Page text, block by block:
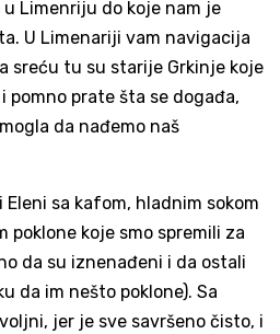
Limenriju do koje nam je
U Limenariji vam navigacija
sreću tu su starije Grkinje koje
pomno prate šta se događa,
da nađemo naš
Eleni sa kafom, hladnim sokom
poklone koje smo spremili za
da su iznenađeni i da ostali
da im nešto poklone). Sa
jer je sve savršeno čisto, i